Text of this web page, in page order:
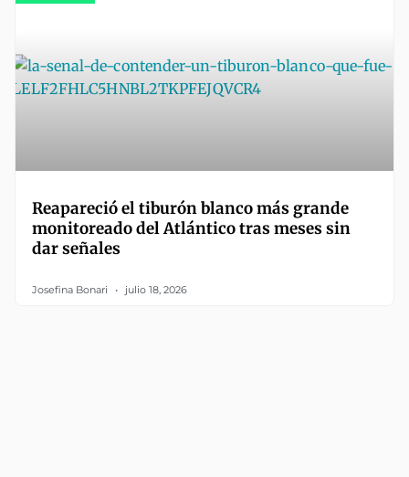
Reapareció el tiburón blanco más grande
monitoreado del Atlántico tras meses sin
dar señales
Josefina Bonari julio 18, 2026